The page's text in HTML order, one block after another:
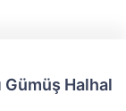
Gümüş Halhal